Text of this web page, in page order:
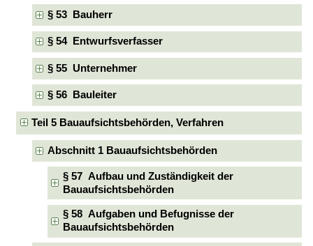
§ 53 Bauherr
§ 54 Entwurfsverfasser
§ 55 Unternehmer
§ 56 Bauleiter
Teil 5 Bauaufsichtsbehörden, Verfahren
Abschnitt 1 Bauaufsichtsbehörden
§ 57 Aufbau und Zuständigkeit der
Bauaufsichtsbehörden
§ 58 Aufgaben und Befugnisse der
Bauaufsichtsbehörden